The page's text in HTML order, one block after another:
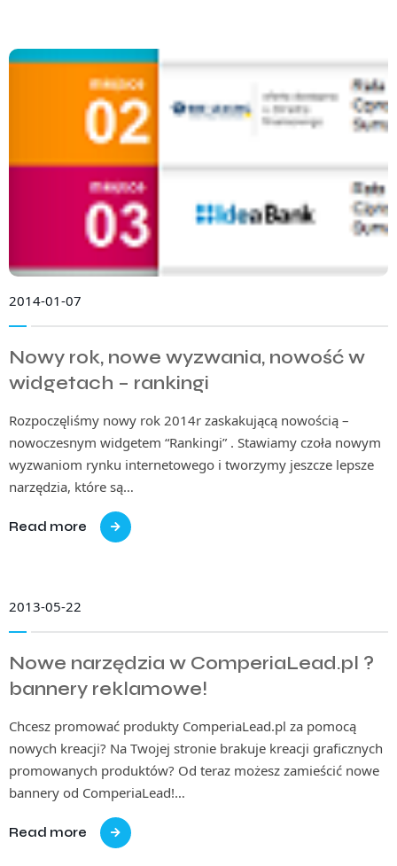
2014-01-07
Nowy rok, nowe wyzwania, nowość w
widgetach – rankingi
Rozpoczęliśmy nowy rok 2014r zaskakującą nowością –
nowoczesnym widgetem “Rankingi” . Stawiamy czoła nowym
wyzwaniom rynku internetowego i tworzymy jeszcze lepsze
narzędzia, które są…
Read more
2013-05-22
Nowe narzędzia w ComperiaLead.pl ?
bannery reklamowe!
Chcesz promować produkty ComperiaLead.pl za pomocą
nowych kreacji? Na Twojej stronie brakuje kreacji graficznych
promowanych produktów? Od teraz możesz zamieścić nowe
bannery od ComperiaLead!…
Read more